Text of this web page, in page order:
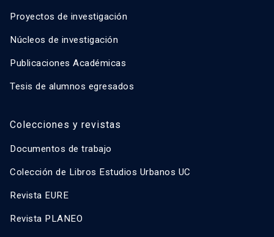
Proyectos de investigación
Núcleos de investigación
Publicaciones Académicas
Tesis de alumnos egresados
Colecciones y revistas
Documentos de trabajo
Colección de Libros Estudios Urbanos UC
Revista EURE
Revista PLANEO